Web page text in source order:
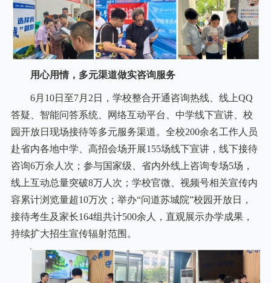
用心用情，多元渠道做实咨询服务
6月10日至7月2日，学校整合开通咨询热线、线上QQ
答疑、智能问答系统、网络互动平台、中学线下宣讲、校
园开放日现场接待等多元服务渠道。全校200余名工作人员
赴省内各地中学、高招会场开展155场线下宣讲，线下接待
咨询6万余人次；参与国家级、省内外线上咨询专场5场，
线上互动总量突破8万人次；学校官微、视频号相关宣传内
容累计浏览量超10万次；举办“问道苏城院”校园开放日，
接待考生及家长164组共计500余人，直观展示办学成果，
持续扩大招生宣传辐射范围。